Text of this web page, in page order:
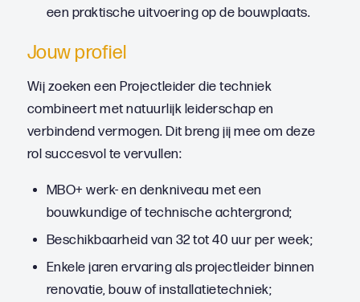
een praktische uitvoering op de bouwplaats.
Jouw profiel
Wij zoeken een Projectleider die techniek
combineert met natuurlijk leiderschap en
verbindend vermogen. Dit breng jij mee om deze
rol succesvol te vervullen:
MBO+ werk- en denkniveau met een
bouwkundige of technische achtergrond;
Beschikbaarheid van 32 tot 40 uur per week;
Enkele jaren ervaring als projectleider binnen
renovatie, bouw of installatietechniek;